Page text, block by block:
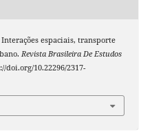
Interações espaciais, transporte
Revista Brasileira De Estudos
doi.org/10.22296/2317-